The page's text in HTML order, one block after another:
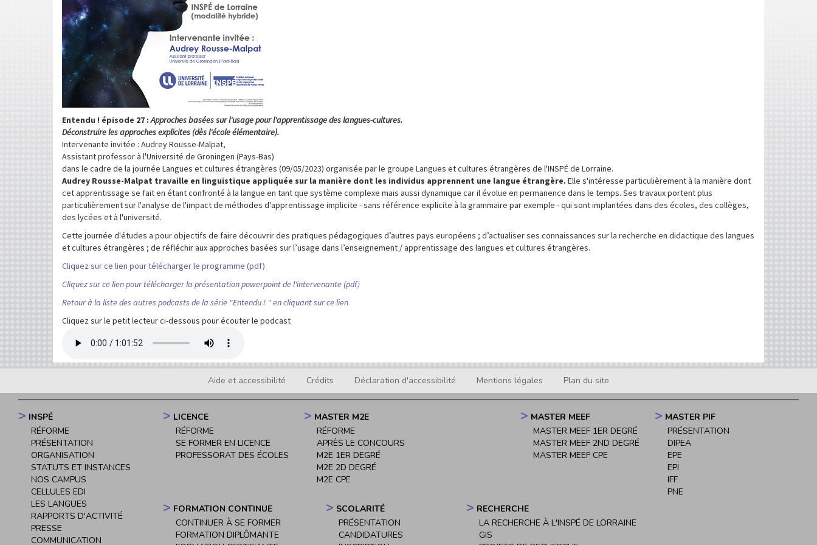
Entendu ! épisode 27 :Approches basées sur l'usage pour l'apprentissage des langues-cultures.
Déconstruire les approches explicites (dès l'école élémentaire).
Intervenante invitée : Audrey Rousse-Malpat,
Assistant professor à l'Université de Groningen (Pays-Bas)
dans le cadre de la journée Langues et cultures étrangères (09/05/2023) organisée par le groupe Langues et cultures étrangères de l'INSPÉ de Lorraine.
Audrey Rousse-Malpat travaille en linguistique appliquée sur la manière dont les individus apprennent une langue étrangère. Elle s'intéresse particulièrement à la manière dont
cet apprentissage se fait en étant confronté à la langue en tant que système complexe mais aussi dynamique car il évolue en permanence dans le temps. Ses travaux portent plus
particulièrement sur l'analyse de l'impact de méthodes d'apprentissage implicite - sans référence explicite à la grammaire par exemple - qui sont implantées dans des écoles, des collèges,
des lycées et à l'université.
Cette journée d'études a pour objectifs de faire découvrir des pratiques pédagogiques d’autres pays européens ; d’actualiser ses connaissances sur la recherche en didactique des langues
et cultures étrangères ; de réfléchir aux approches basées sur l’usage dans l’enseignement / apprentissage des langues et cultures étrangères.
Cliquez sur ce lien pour télécharger le programme (pdf)
Cliquez sur ce lien pour télécharger la présentation powerpoint de l'intervenante (pdf)
Retour à la liste des autres podcasts de la série "Entendu ! " en cliquant sur ce lien
Cliquez sur le petit lecteur ci-dessous pour écouter le podcast
Footer
menu
Aide et accessibilité Crédits Déclaration d'accessibilité Mentions légales Plan du site
Navigation
principale
INSPÉ
RÉFORME
PRÉSENTATION
ORGANISATION
STATUTS ET INSTANCES
NOS CAMPUS
CELLULES EDI
LES LANGUES
RAPPORTS D'ACTIVITÉ
PRESSE
COMMUNICATION
LICENCE
RÉFORME
SE FORMER EN LICENCE
PROFESSORAT DES ÉCOLES
MASTER M2E
RÉFORME
APRÈS LE CONCOURS
M2E 1ER DEGRÉ
M2E 2D DEGRÉ
M2E CPE
MASTER MEEF
MASTER MEEF 1ER DEGRÉ
MASTER MEEF 2ND DEGRÉ
MASTER MEEF CPE
MASTER PIF
PRÉSENTATION
DIPEA
EPE
EPI
IFF
PNE
FORMATION CONTINUE
CONTINUER À SE FORMER
FORMATION DIPLÔMANTE
SCOLARITÉ
PRÉSENTATION
CANDIDATURES
RECHERCHE
LA RECHERCHE À L'INSPÉ DE LORRAINE
GIS